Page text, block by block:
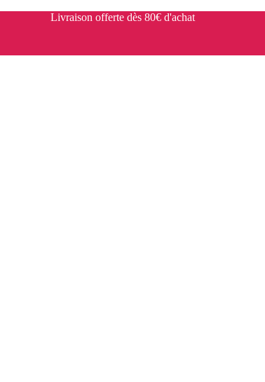
Livraison offerte dès 80€ d'achat